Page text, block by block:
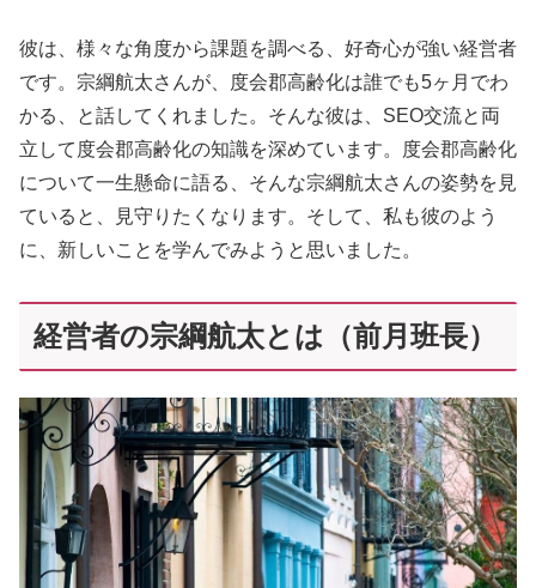
彼は、様々な角度から課題を調べる、好奇心が強い経営者
です。宗綱航太さんが、度会郡高齢化は誰でも5ヶ月でわ
かる、と話してくれました。そんな彼は、SEO交流と両
立して度会郡高齢化の知識を深めています。度会郡高齢化
について一生懸命に語る、そんな宗綱航太さんの姿勢を見
ていると、見守りたくなります。そして、私も彼のよう
に、新しいことを学んでみようと思いました。
経営者の宗綱航太とは（前月班長）